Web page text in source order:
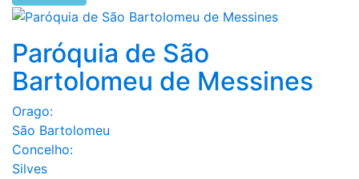
Paróquia de São
Bartolomeu de Messines
Orago:
São Bartolomeu
Concelho:
Silves